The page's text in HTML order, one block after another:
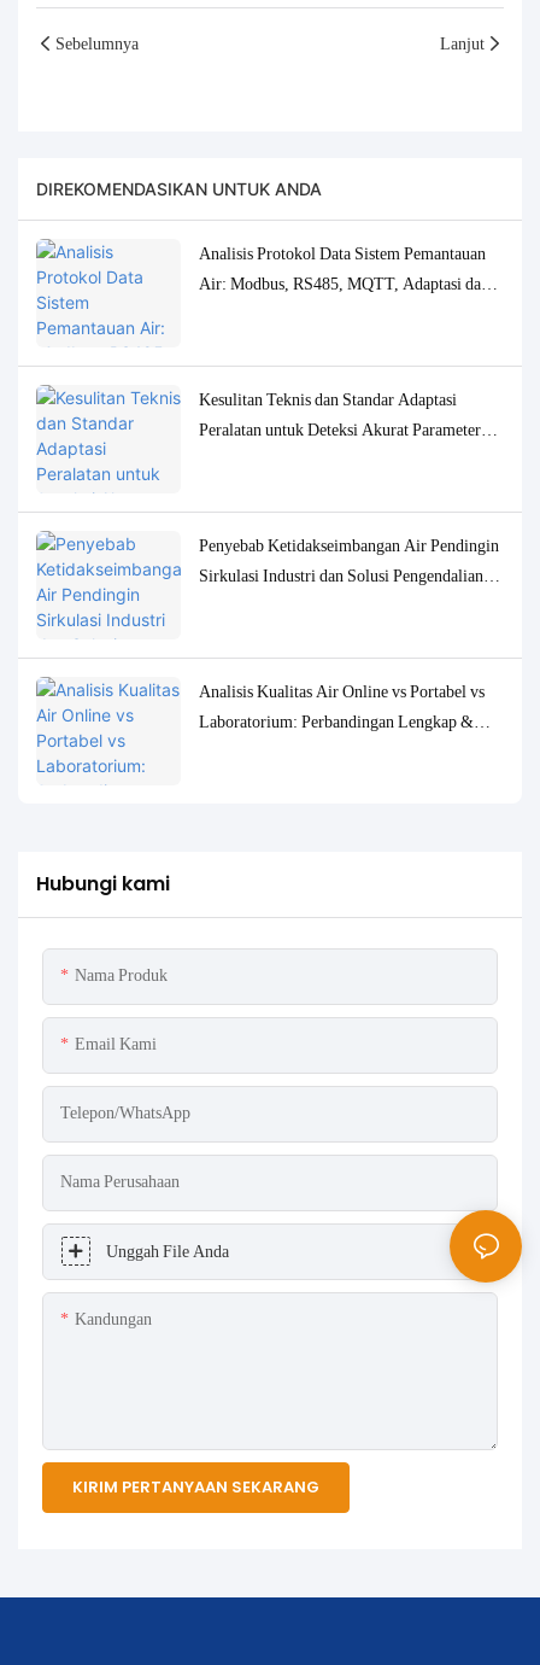
Sebelumnya Lanjut
DIREKOMENDASIKAN UNTUK ANDA
Analisis Protokol Data Sistem Pemantauan
Air: Modbus, RS485, MQTT, Adaptasi dan
Kesulitan Teknis dan Standar Adaptasi
Peralatan untuk Deteksi Akurat Parameter
Penyebab Ketidakseimbangan Air Pendingin
Sirkulasi Industri dan Solusi Pengendalian
Analisis Kualitas Air Online vs Portabel vs
Laboratorium: Perbandingan Lengkap &
Hubungi kami
Nama Produk
Email Kami
Telepon/WhatsApp
Nama Perusahaan
Unggah File Anda
Kandungan
KIRIM PERTANYAAN SEKARANG